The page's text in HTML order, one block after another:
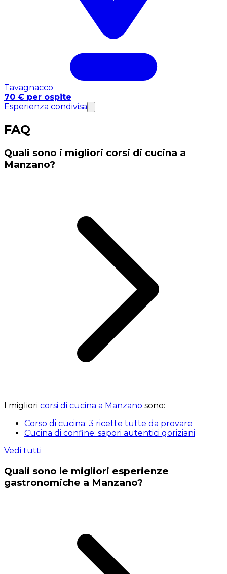
Tavagnacco
70 € per ospite
Esperienza condivisa
FAQ
Quali sono i migliori corsi di cucina a
Manzano?
I migliori corsi di cucina a Manzano sono:
Corso di cucina: 3 ricette tutte da provare
Cucina di confine: sapori autentici goriziani
Vedi tutti
Quali sono le migliori esperienze
gastronomiche a Manzano?